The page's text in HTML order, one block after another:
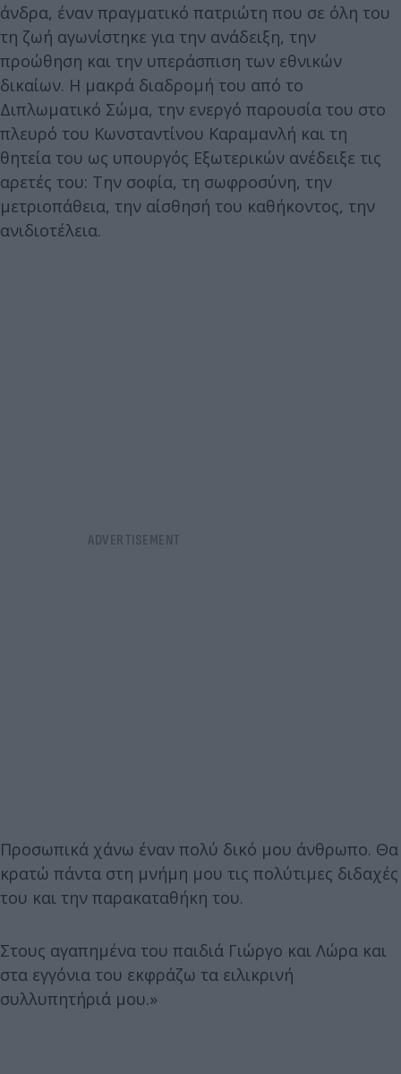
άνδρα, έναν πραγματικό πατριώτη που σε όλη του
τη ζωή αγωνίστηκε για την ανάδειξη, την
προώθηση και την υπεράσπιση των εθνικών
δικαίων. Η μακρά διαδρομή του από το
Διπλωματικό Σώμα, την ενεργό παρουσία του στο
πλευρό του Κωνσταντίνου Καραμανλή και τη
θητεία του ως υπουργός Εξωτερικών ανέδειξε τις
αρετές του: Την σοφία, τη σωφροσύνη, την
μετριοπάθεια, την αίσθησή του καθήκοντος, την
ανιδιοτέλεια.
Προσωπικά χάνω έναν πολύ δικό μου άνθρωπο. Θα
κρατώ πάντα στη μνήμη μου τις πολύτιμες διδαχές
του και την παρακαταθήκη του.
Στους αγαπημένα του παιδιά Γιώργο και Λώρα και
στα εγγόνια του εκφράζω τα ειλικρινή
συλλυπητήριά μου.»